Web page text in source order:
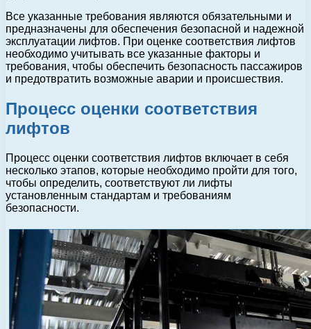
Все указанные требования являются обязательными и
предназначены для обеспечения безопасной и надежной
эксплуатации лифтов. При оценке соответствия лифтов
необходимо учитывать все указанные факторы и
требования, чтобы обеспечить безопасность пассажиров
и предотвратить возможные аварии и происшествия.
Процесс оценки соответствия
лифтов
Процесс оценки соответствия лифтов включает в себя
несколько этапов, которые необходимо пройти для того,
чтобы определить, соответствуют ли лифты
установленным стандартам и требованиям
безопасности.